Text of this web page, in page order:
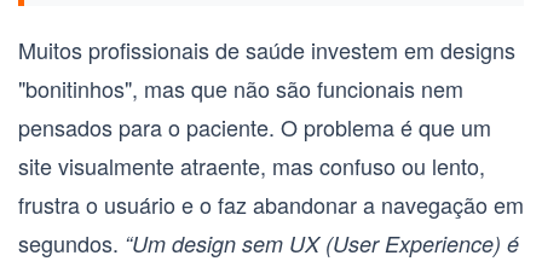
Muitos profissionais de saúde investem em designs
"bonitinhos", mas que não são funcionais nem
pensados para o paciente. O problema é que um
site visualmente atraente, mas confuso ou lento,
frustra o usuário e o faz abandonar a navegação em
segundos. “Um design sem UX (User Experience) é